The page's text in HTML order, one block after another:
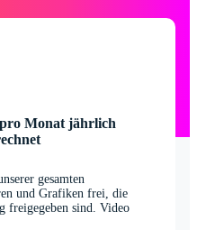
Monat jährlich
gesamten
und Grafiken frei, die
freigegeben sind. Video